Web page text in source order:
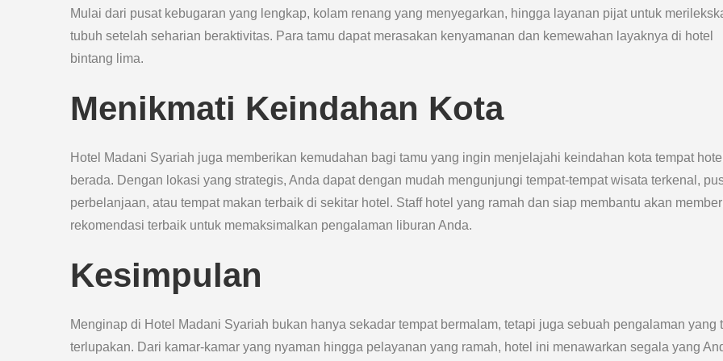
Mulai dari pusat kebugaran yang lengkap, kolam renang yang menyegarkan, hingga layanan pijat untuk
tubuh setelah seharian beraktivitas. Para tamu dapat merasakan kenyamanan dan kemewahan layaknya di hotel
bintang lima.
Menikmati Keindahan Kota
Hotel Madani Syariah juga memberikan kemudahan bagi tamu yang ingin menjelajahi keindahan kota tempat hotel
berada. Dengan lokasi yang strategis, Anda dapat dengan mudah mengunjungi tempat-tempat wisata terkenal,
perbelanjaan, atau tempat makan terbaik di sekitar hotel. Staff hotel yang ramah dan siap membantu akan
rekomendasi terbaik untuk memaksimalkan pengalaman liburan Anda.
Kesimpulan
Menginap di Hotel Madani Syariah bukan hanya sekadar tempat bermalam, tetapi juga sebuah pengalaman yang
terlupakan. Dari kamar-kamar yang nyaman hingga pelayanan yang ramah, hotel ini menawarkan segala yang